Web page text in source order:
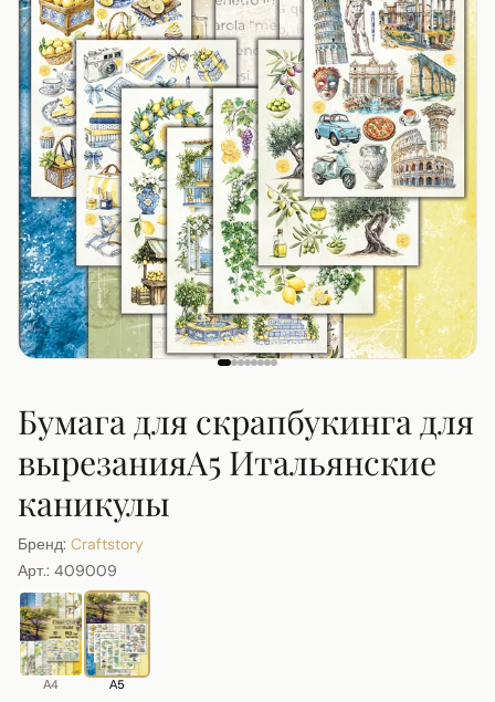
Бумага для скрапбукинга для
вырезанияА5 Итальянские
каникулы
Бренд: Craftstory
Арт.: 409009
А4 А5